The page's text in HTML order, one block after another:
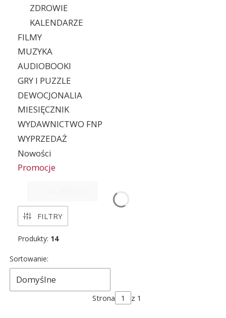
ZDROWIE
KALENDARZE
FILMY
MUZYKA
AUDIOBOOKI
GRY I PUZZLE
DEWOCJONALIA
MIESIĘCZNIK
WYDAWNICTWO FNP
WYPRZEDAŻ
Nowości
Promocje
FILTRY
Produkty: 14
Lista produktów
Sortowanie:
Domyślne
Strona z 1